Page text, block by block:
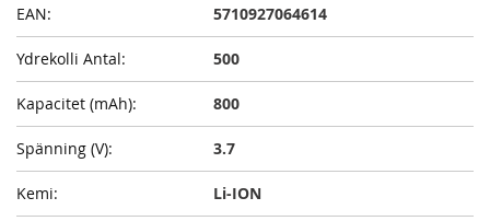
5710927064614
500
800
3.7
Li-ION